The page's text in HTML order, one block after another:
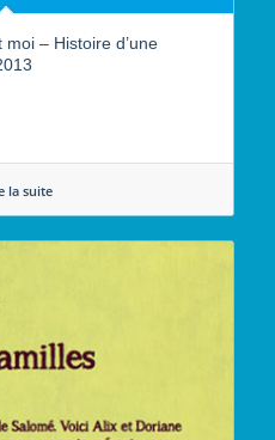
– Histoire d’une
la suite